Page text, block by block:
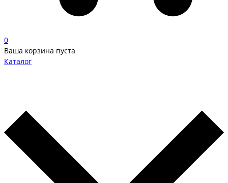
0
Ваша корзина пуста
Каталог